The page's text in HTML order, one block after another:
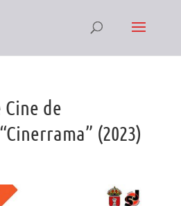
de
(2023)